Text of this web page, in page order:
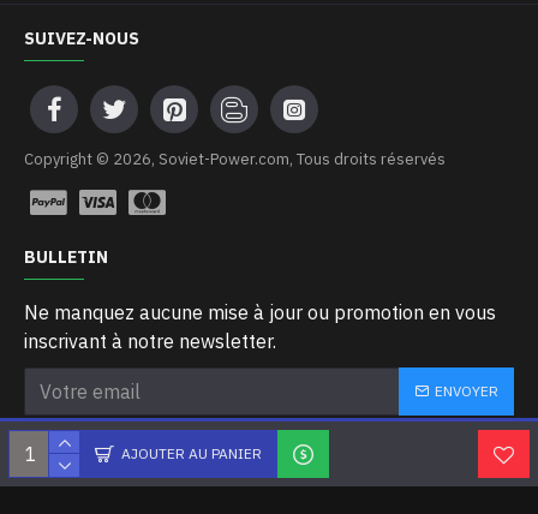
AJOUTER AU PANIER
SUIVEZ-NOUS
Copyright © 2026, Soviet-Power.com, Tous droits réservés
BULLETIN
Ne manquez aucune mise à jour ou promotion en vous
inscrivant à notre newsletter.
ENVOYER
J'ai lu et j'accepte les Privacy Policy